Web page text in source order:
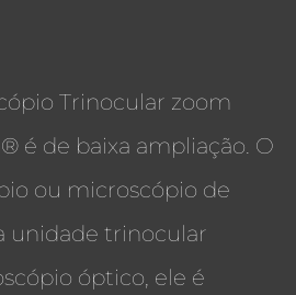
Trinocular zoom
é de baixa ampliação. O
ou microscópio de
unidade trinocular
óptico, ele é